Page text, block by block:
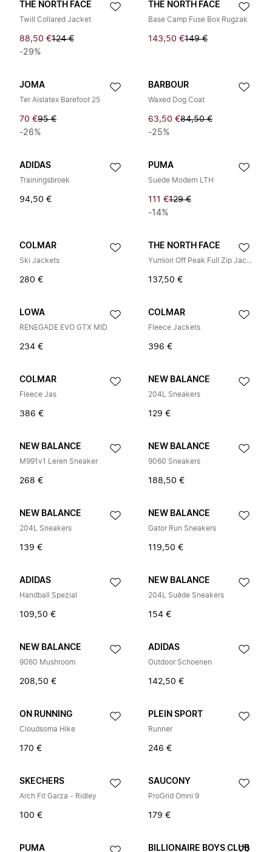
THE NORTH FACE
Twill Collared Jacket
88,50 €124 €
-29%
THE NORTH FACE
Base Camp Fuse Box Rugzak
143,50 €149 €
JOMA
Ter Aislatex Barefoot 25
70 €95 €
-26%
BARBOUR
Waxed Dog Coat
63,50 €84,50 €
-25%
ADIDAS
Trainingsbroek
94,50 €
PUMA
Suede Modern LTH
111 €129 €
-14%
COLMAR
Ski Jackets
280 €
THE NORTH FACE
Yumiori Off Peak Full Zip Jacket
137,50 €
LOWA
RENEGADE EVO GTX MID
234 €
COLMAR
Fleece Jackets
396 €
COLMAR
Fleece Jas
386 €
NEW BALANCE
204L Sneakers
129 €
NEW BALANCE
M991v1 Leren Sneaker
268 €
NEW BALANCE
9060 Sneakers
188,50 €
NEW BALANCE
204L Sneakers
139 €
NEW BALANCE
Gator Run Sneakers
119,50 €
ADIDAS
Handball Spezial
109,50 €
NEW BALANCE
204L Suède Sneakers
154 €
NEW BALANCE
9060 Mushroom
208,50 €
ADIDAS
Outdoor Schoenen
142,50 €
ON RUNNING
Cloudsoma Hike
170 €
PLEIN SPORT
Runner
246 €
SKECHERS
Arch Fit Garza - Ridley
100 €
SAUCONY
ProGrid Omni 9
179 €
PUMA BILLIONAIRE BOYS CLUB